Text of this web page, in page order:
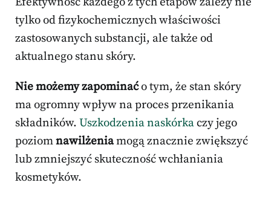
tylko od fizykochemicznych właściwości
zastosowanych substancji, ale także od
aktualnego stanu skóry.
Nie możemy zapominaćo tym, że stan skóry
ma ogromny wpływ na proces przenikania
składników. Uszkodzenia naskórkaczy jego
poziomnawilżeniamogą znacznie zwiększyć
lub zmniejszyć skuteczność wchłaniania
kosmetyków.